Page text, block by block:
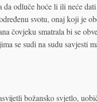
odluče hoće li ili neće
svotu, onaj koji je
čovjeku smatrala bi se
se sudi na sudu savjesti
božansko svjetlo,